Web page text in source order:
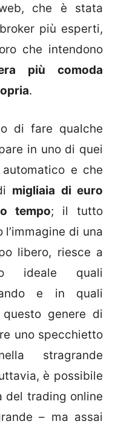
che è stata
più esperti,
che intendono
più comoda
.
di fare qualche
in uno di quei
e che
migliaia di euro
tempo; il tutto
di una
libero, riesce a
ideale quali
e in quali
questo genere di
uno specchietto
stragrande
è possibile
del trading online
– ma assai